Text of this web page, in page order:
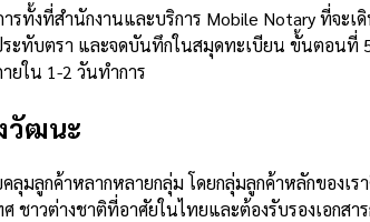
ทั้งที่สำนักงานและบริการ Mobile Notary ที่จะ
ทับตรา และจดบันทึกในสมุดทะเบียน ขั้นตอนที่ 5
ยใน 1-2 วันทำการ
วัฒนะ
มลูกค้าหลากหลายกลุ่ม โดยกลุ่มลูกค้าหลักของ
าวต่างชาติที่อาศัยในไทยและต้องรับรองเอกส